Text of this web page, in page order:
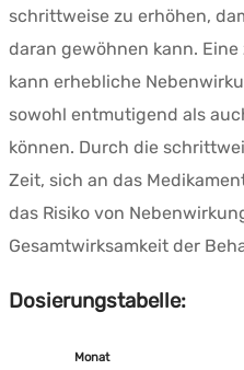
schrittweise zu erhöhen,
daran gewöhnen kann.
kann erhebliche
sowohl entmutigend als
können. Durch die
Zeit, sich an das
das Risiko von
Gesamtwirksamkeit der
Dosierungstabelle:
Monat